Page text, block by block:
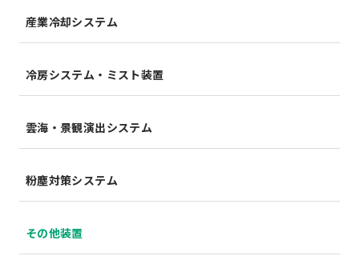
産業冷却システム
冷房システム・ミスト装置
雲海・景観演出システム
粉塵対策システム
その他装置